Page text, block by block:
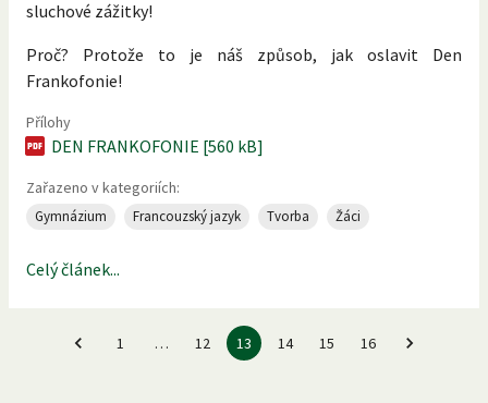
sluchové zážitky!
Proč? Protože to je náš způsob, jak oslavit Den
Frankofonie!
Přílohy
DEN FRANKOFONIE [560 kB]
Zařazeno v kategoriích:
Gymnázium Francouzský jazyk Tvorba Žáci
Celý článek...
1 … 12 13 14 15 16